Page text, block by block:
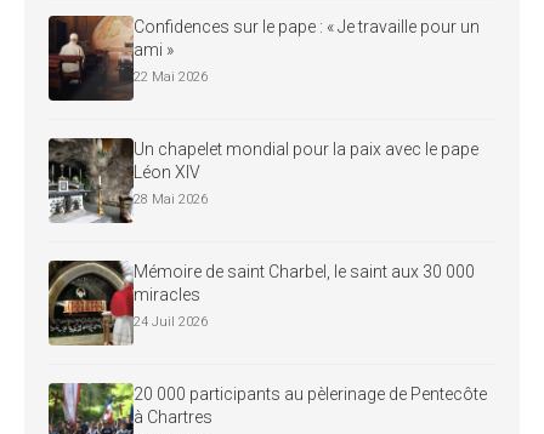
Confidences sur le pape : « Je travaille pour un
ami »
22 Mai 2026
Un chapelet mondial pour la paix avec le pape
Léon XIV
28 Mai 2026
Mémoire de saint Charbel, le saint aux 30 000
miracles
24 Juil 2026
20 000 participants au pèlerinage de Pentecôte
à Chartres